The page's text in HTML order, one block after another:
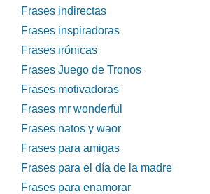
Frases indirectas
Frases inspiradoras
Frases irónicas
Frases Juego de Tronos
Frases motivadoras
Frases mr wonderful
Frases natos y waor
Frases para amigas
Frases para el día de la madre
Frases para enamorar